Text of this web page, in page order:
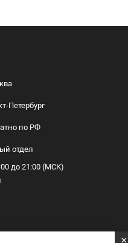
Петербург
по РФ
отдел
до 21:00 (МСК)
×